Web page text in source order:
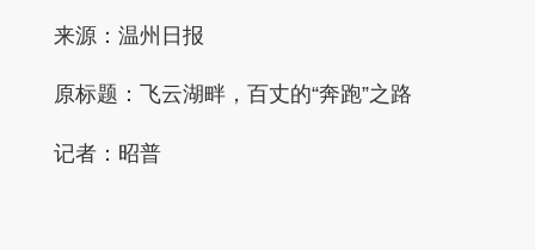
来源：温州日报
原标题：飞云湖畔，百丈的“奔跑”之路
记者：昭普